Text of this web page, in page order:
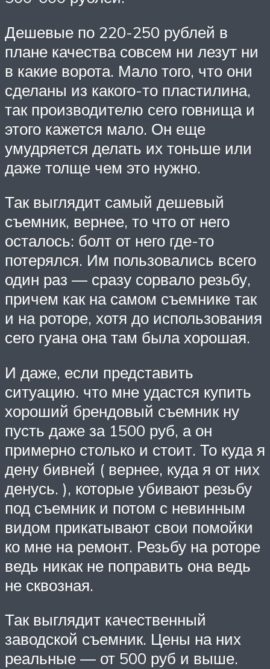
Дешевые по 220-250 рублей в
плане качества совсем ни лезут ни
в какие ворота. Мало того, что они
сделаны из какого-то пластилина,
так производителю сего говнища и
этого кажется мало. Он еще
умудряется делать их тоньше или
даже толще чем это нужно.
Так выглядит самый дешевый
съемник, вернее, то что от него
осталось: болт от него где-то
потерялся. Им пользовались всего
один раз — сразу сорвало резьбу,
причем как на самом съемнике так
и на роторе, хотя до использования
сего гуана она там была хорошая.
И даже, если представить
ситуацию. что мне удастся купить
хороший брендовый съемник ну
пусть даже за 1500 руб, а он
примерно столько и стоит. То куда я
дену бивней ( вернее, куда я от них
денусь. ), которые убивают резьбу
под съемник и потом с невинным
видом прикатывают свои помойки
ко мне на ремонт. Резьбу на роторе
ведь никак не поправить она ведь
не сквозная.
Так выглядит качественный
заводской съемник. Цены на них
реальные — от 500 руб и выше.